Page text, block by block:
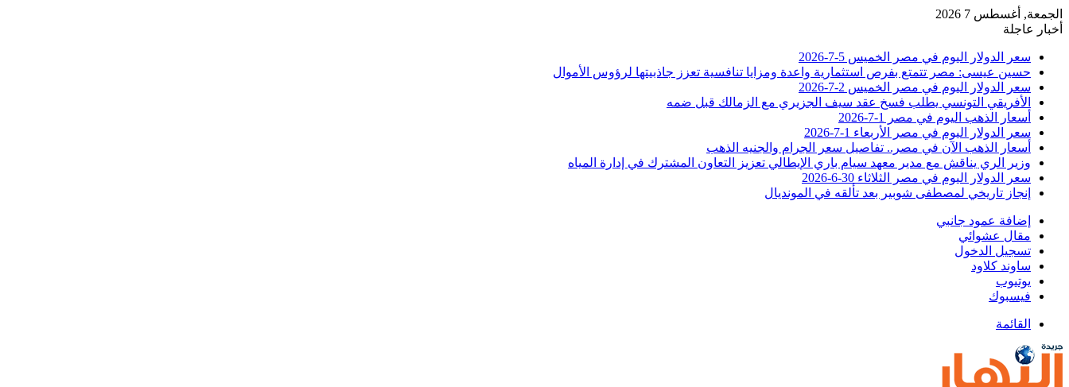
الجمعة, أغسطس 7 2026
أخبار عاجلة
سعر الدولار اليوم في مصر الخميس 5-7-2026
حسين عيسى: مصر تتمتع بفرص استثمارية واعدة ومزايا تنافسية تعزز جاذبيتها لرؤوس الأموال
سعر الدولار اليوم في مصر الخميس 2-7-2026
الأفريقي التونسي يطلب فسخ عقد سيف الجزيري مع الزمالك قبل ضمه
أسعار الذهب اليوم في مصر 1-7-2026
سعر الدولار اليوم في مصر الأربعاء 1-7-2026
أسعار الذهب الآن في مصر.. تفاصيل سعر الجرام والجنيه الذهب
وزير الري يناقش مع مدير معهد سيام باري الإيطالي تعزيز التعاون المشترك في إدارة المياه
سعر الدولار اليوم في مصر الثلاثاء 30-6-2026
إنجاز تاريخي لمصطفى شوبير بعد تألقه في المونديال
إضافة عمود جانبي
مقال عشوائي
تسجيل الدخول
ساوند كلاود
يوتيوب
فيسبوك
القائمة